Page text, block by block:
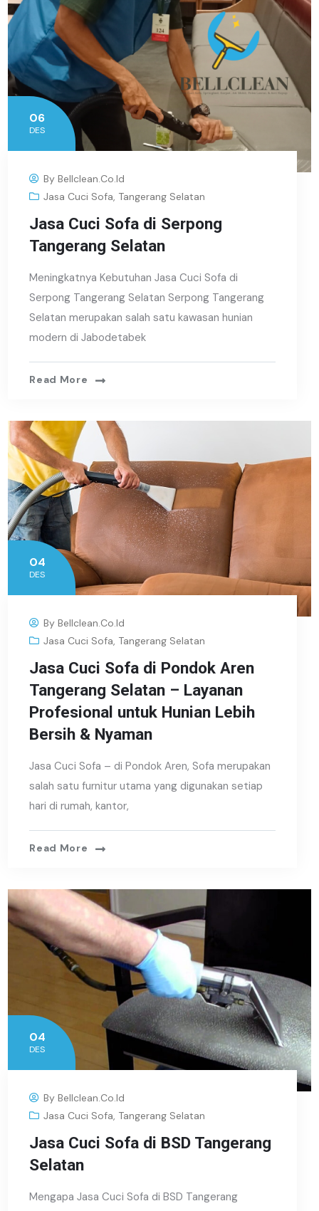
06
DES
ByBellclean.co.id
Jasa Cuci Sofa, Tangerang Selatan
Jasa Cuci Sofa di Serpong
Tangerang Selatan
Meningkatnya Kebutuhan Jasa Cuci Sofa di
Serpong Tangerang Selatan Serpong Tangerang
Selatan merupakan salah satu kawasan hunian
modern di Jabodetabek
Read More
04
DES
ByBellclean.co.id
Jasa Cuci Sofa, Tangerang Selatan
Jasa Cuci Sofa di Pondok Aren
Tangerang Selatan – Layanan
Profesional untuk Hunian Lebih
Bersih & Nyaman
Jasa Cuci Sofa – di Pondok Aren, Sofa merupakan
salah satu furnitur utama yang digunakan setiap
hari di rumah, kantor,
Read More
04
DES
ByBellclean.co.id
Jasa Cuci Sofa, Tangerang Selatan
Jasa Cuci Sofa di BSD Tangerang
Selatan
Mengapa Jasa Cuci Sofa di BSD Tangerang